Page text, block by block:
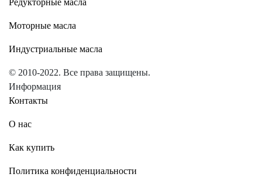
Редукторные масла
Моторные масла
Индустриальные масла
© 2010-2022. Все права защищены.
Информация
Контакты
О нас
Как купить
Политика конфиденциальности